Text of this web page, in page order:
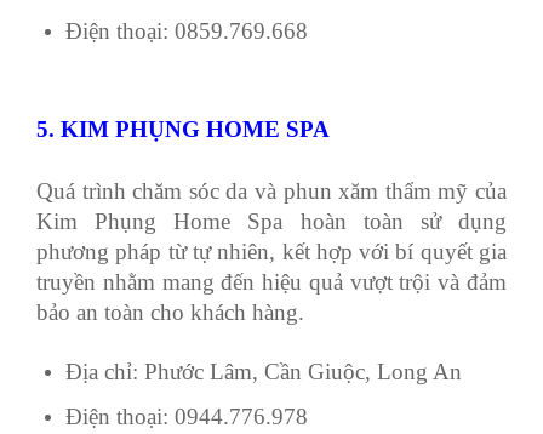
Điện thoại: 0859.769.668
5. KIM PHỤNG HOME SPA
Quá trình chăm sóc da và phun xăm thẩm mỹ của
Kim Phụng Home Spa hoàn toàn sử dụng
phương pháp từ tự nhiên, kết hợp với bí quyết gia
truyền nhằm mang đến hiệu quả vượt trội và đảm
bảo an toàn cho khách hàng.
Địa chỉ: Phước Lâm, Cần Giuộc, Long An
Điện thoại: 0944.776.978